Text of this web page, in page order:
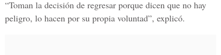
“Toman la decisión de regresar porque dicen que no hay
peligro, lo hacen por su propia voluntad”, explicó.